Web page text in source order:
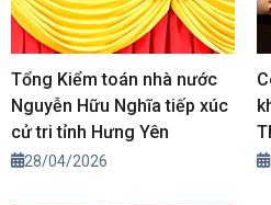
Tổng Kiểm toán nhà nước
Nguyễn Hữu Nghĩa tiếp xúc
cử tri tỉnh Hưng Yên
28/04/2026